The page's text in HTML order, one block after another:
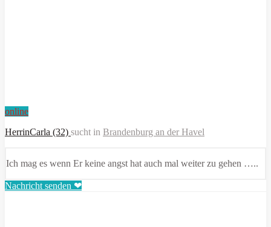
online
HerrinCarla (32) sucht in Brandenburg an der Havel
Ich mag es wenn Er keine angst hat auch mal weiter zu gehen …..
Nachricht senden ❤